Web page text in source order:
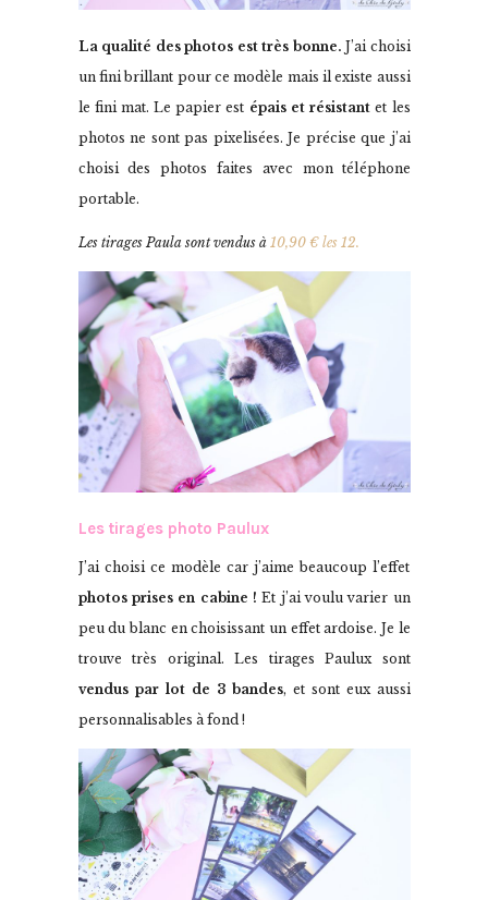
La qualité des photos est très bonne. J’ai choisi
un fini brillant pour ce modèle mais il existe aussi
le fini mat. Le papier est épais et résistant et les
photos ne sont pas pixelisées. Je précise que j’ai
choisi des photos faites avec mon téléphone
portable.
Les tirages Paula sont vendus à 10,90 € les 12.
Les tirages photo Paulux
J’ai choisi ce modèle car j’aime beaucoup l’effet
photos prises en cabine ! Et j’ai voulu varier un
peu du blanc en choisissant un effet ardoise. Je le
trouve très original. Les tirages Paulux sont
vendus par lot de 3 bandes, et sont eux aussi
personnalisables à fond !